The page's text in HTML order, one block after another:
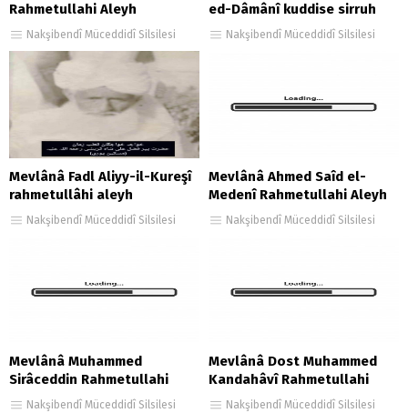
Rahmetullahi Aleyh
Nakşibendî Müceddidî Silsilesi
ed-Dâmânî kuddise sirruh
Nakşibendî Müceddidî Silsilesi
Mevlânâ Fadl Aliyy-il-Kureşî
rahmetullâhi aleyh
Nakşibendî Müceddidî Silsilesi
Mevlânâ Ahmed Saîd el-
Medenî Rahmetullahi Aleyh
Nakşibendî Müceddidî Silsilesi
Mevlânâ Muhammed
Sirâceddin Rahmetullahi
AleyhNakşibendî Müceddidî Silsilesi
Mevlânâ Dost Muhammed
Kandahâvî Rahmetullahi
AleyhNakşibendî Müceddidî Silsilesi